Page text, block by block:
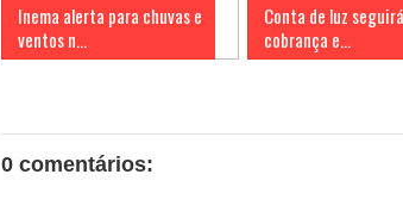
Inema alerta para chuvas e
ventos n...
Conta de luz
cobrança e...
0 comentários: